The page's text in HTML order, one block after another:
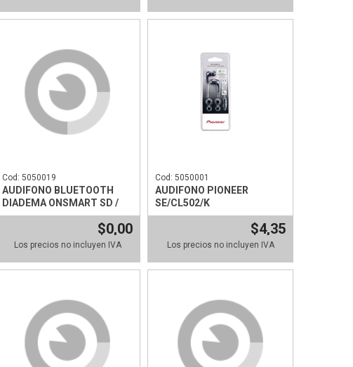
Cod: 5050019
AUDIFONO BLUETOOTH
DIADEMA ONSMART SD /
FM / STEREO
$0,00
Los precios no incluyen IVA
Cod: 5050001
AUDIFONO PIONEER
SE/CL502/K
$4,35
Los precios no incluyen IVA